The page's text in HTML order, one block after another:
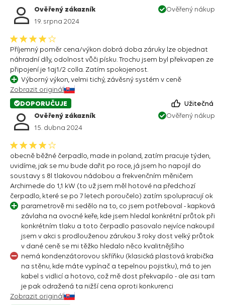
Ověřený zákazník
19. srpna 2024
Ověřený nákup
Příjemný poměr cena/výkon dobrá doba záruky lze objednat
náhradní díly, odolnost vůči písku. Trochu jsem byl překvapen ze
připojení je 1aj1/2 colla. Zatím spokojenost.
Výborný výkon, velmi tichý, závěsný systém v ceně
Zobrazit originál
DOPORUČUJE
Užitečná
Ověřený zákazník
15. dubna 2024
Ověřený nákup
obecně běžné čerpadlo, made in poland, zatím pracuje týden,
uvidíme, jak se mu bude dařit po roce, já jsem ho napojil do
soustavy s 8l tlakovou nádobou a frekvenčním měničem
Archimede do 1,1 kW (to už jsem měl hotové na předchozí
čerpadlo, které se po 7 letech poroučelo) zatím spolupracují ok
parametrově mi sedělo na to, co jsem potřeboval - kapková
závlaha na ovocné keře, kde jsem hledal konkrétní průtok při
konkrétním tlaku a toto čerpadlo pasovalo nejvíce nakoupil
jsem v akci s prodlouženou zárukou 3 roky dost velký průtok
v dané ceně se mi těžko hledalo něco kvalitnějšího
nemá kondenzátorovou skříňku (klasická plastová krabička
na stěnu, kde máte vypínač a tepelnou pojistku), má to jen
kabel s vidlicí a hotovo, což mě dost překvapilo - ale asi tam
je pak odražená ta nižší cena oproti konkurenci
Zobrazit originál